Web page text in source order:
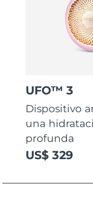
UFO™ 3
Dispositivo
una
profunda
US$ 329